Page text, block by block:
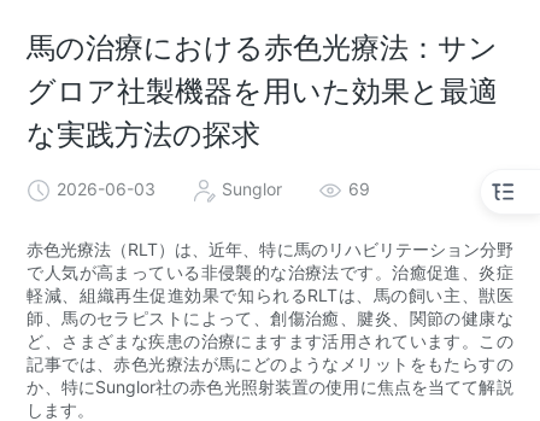
馬の治療における赤色光療法：サン
グロア社製機器を用いた効果と最適
な実践方法の探求
2026-06-03 Sunglor 69
赤色光療法（RLT）は、近年、特に馬のリハビリテーション分野
で人気が高まっている非侵襲的な治療法です。治癒促進、炎症
軽減、組織再生促進効果で知られるRLTは、馬の飼い主、獣医
師、馬のセラピストによって、創傷治癒、腱炎、関節の健康な
ど、さまざまな疾患の治療にますます活用されています。この
記事では、赤色光療法が馬にどのようなメリットをもたらすの
か、特にSunglor社の赤色光照射装置の使用に焦点を当てて解説
します。